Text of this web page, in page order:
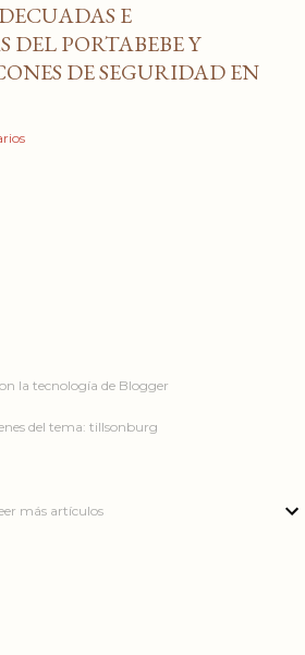
E
PORTABEBE Y
DE SEGURIDAD EN
la tecnología de Blogger
del tema: tillsonburg
más artículos